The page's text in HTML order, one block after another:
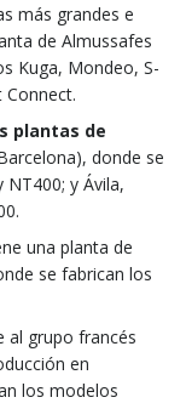
más grandes e
de Almussafes
Kuga, Mondeo, S-
Connect.
plantas de
donde se
y Ávila,
una planta de
se fabrican los
al grupo francés
en
los modelos